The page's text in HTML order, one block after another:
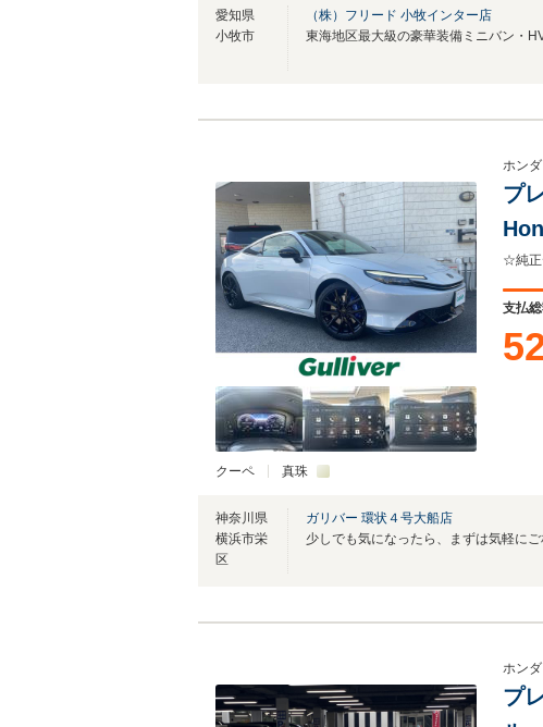
愛知県
小牧市
（株）フリード 小牧インター店
クーペ 真珠
ホンダ
プ
ル
禁
支払
神奈川県
横浜市栄
区
ガリバー 環状４号大船店
少しでも気になったら、まずは気軽に
ホンダ
プ